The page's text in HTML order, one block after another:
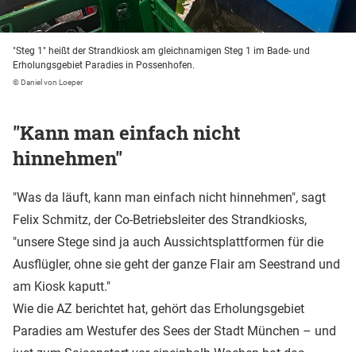
"Steg 1" heißt der Strandkiosk am gleichnamigen Steg 1 im Bade- und
Erholungsgebiet Paradies in Possenhofen.
© Daniel von Loeper
"Kann man einfach nicht
hinnehmen"
"Was da läuft, kann man einfach nicht hinnehmen", sagt
Felix Schmitz, der Co-Betriebsleiter des Strandkiosks,
"unsere Stege sind ja auch Aussichtsplattformen für die
Ausflügler, ohne sie geht der ganze Flair am Seestrand und
am Kiosk kaputt."
Wie die AZ berichtet hat, gehört das Erholungsgebiet
Paradies am Westufer des Sees der Stadt München – und